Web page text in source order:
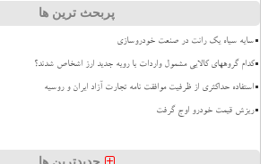
پربحث ترین ها
سایه سیاه یک رانت در صنعت خودروسازی
کدام گروههای کالایی مشمول واردات با رویه جدید ارز اشخاص شدند؟
استفاده حداکثری از ظرفیت موافقت نامه تجارت آزاد ایران و روسیه
ریزش قیمت خودرو اوج گرفت